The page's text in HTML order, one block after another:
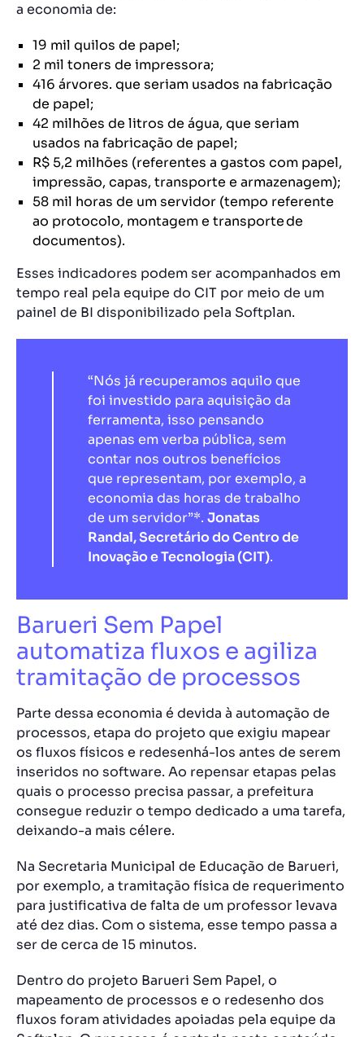
a economia de:
19 mil quilos de papel;
2 mil toners de impressora;
416 árvores. que seriam usados na fabricação
de papel;
42 milhões de litros de água, que seriam
usados na fabricação de papel;
R$ 5,2 milhões (referentes a gastos com papel,
impressão, capas, transporte e armazenagem);
58 mil horas de um servidor (tempo referente
ao protocolo, montagem e transporte de
documentos).
Esses indicadores podem ser acompanhados em
tempo real pela equipe do CIT por meio de um
painel de BI disponibilizado pela Softplan.
“Nós já recuperamos aquilo que
foi investido para aquisição da
ferramenta, isso pensando
apenas em verba pública, sem
contar nos outros benefícios
que representam, por exemplo, a
economia das horas de trabalho
de um servidor”*. Jonatas
Randal, Secretário do Centro de
Inovação e Tecnologia (CIT).
Barueri Sem Papel
automatiza fluxos e agiliza
tramitação de processos
Parte dessa economia é devida à automação de
processos, etapa do projeto que exigiu mapear
os fluxos físicos e redesenhá-los antes de serem
inseridos no software. Ao repensar etapas pelas
quais o processo precisa passar, a prefeitura
consegue reduzir o tempo dedicado a uma tarefa,
deixando-a mais célere.
Na Secretaria Municipal de Educação de Barueri,
por exemplo, a tramitação física de requerimento
para justificativa de falta de um professor levava
até dez dias. Com o sistema, esse tempo passa a
ser de cerca de 15 minutos.
Dentro do projeto Barueri Sem Papel, o
mapeamento de processos e o redesenho dos
fluxos foram atividades apoiadas pela equipe da